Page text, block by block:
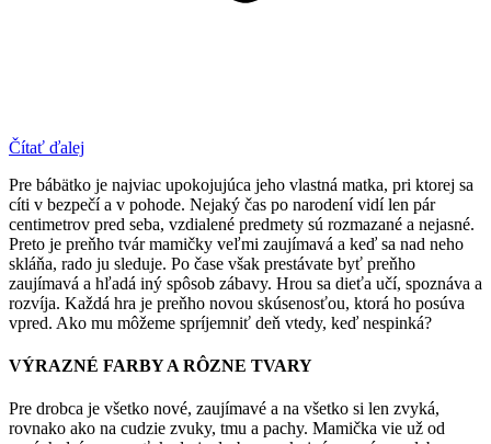
Čítať ďalej
Pre bábätko je najviac upokojujúca jeho vlastná matka, pri ktorej sa
cíti v bezpečí a v pohode. Nejaký čas po narodení vidí len pár
centimetrov pred seba, vzdialené predmety sú rozmazané a nejasné.
Preto je preňho tvár mamičky veľmi zaujímavá a keď sa nad neho
skláňa, rado ju sleduje. Po čase však prestávate byť preňho
zaujímavá a hľadá iný spôsob zábavy. Hrou sa dieťa učí, spoznáva a
rozvíja. Každá hra je preňho novou skúsenosťou, ktorá ho posúva
vpred. Ako mu môžeme spríjemniť deň vtedy, keď nespinká?
VÝRAZNÉ FARBY A RÔZNE TVARY
Pre drobca je všetko nové, zaujímavé a na všetko si len zvyká,
rovnako ako na cudzie zvuky, tmu a pachy. Mamička vie už od